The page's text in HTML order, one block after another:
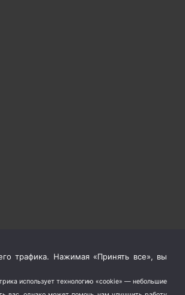
трафика. Нажимая «Принять все», вы
использует технологию «cookie» — небольшие